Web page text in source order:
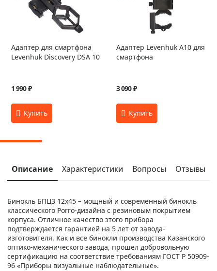
Адаптер для смартфона
Levenhuk Discovery DSA 10
1 990 ₽
Адаптер Levenhuk A10 для
смартфона
3 090 ₽
Описание Характеристики Вопросы Отзывы
Бинокль БПЦ3 12х45 – мощный и современный бинокль
классического Porro-дизайна с резиновым покрытием
корпуса. Отличное качество этого прибора
подтверждается гарантией на 5 лет от завода-
изготовителя. Как и все бинокли производства Казанского
оптико-механического завода, прошел добровольную
сертификацию на соответствие требованиям ГОСТ Р 50909-
96 «Приборы визуальные наблюдательные».